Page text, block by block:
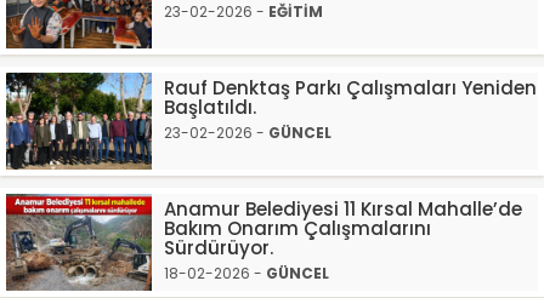
23-02-2026 - EĞİTİM
Rauf Denktaş Parkı Çalışmaları Yeniden
Başlatıldı.
23-02-2026 - GÜNCEL
Anamur Belediyesi 11 Kırsal Mahalle’de
Bakım Onarım Çalışmalarını
Sürdürüyor.
18-02-2026 - GÜNCEL